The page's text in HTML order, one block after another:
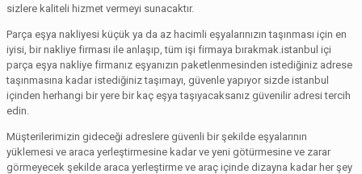
sizlere kaliteli hizmet vermeyi sunacaktır.
Parça eşya nakliyesi küçük ya da az hacimli eşyalarınızın taşınması için en
iyisi, bir nakliye firması ile anlaşıp, tüm işi firmaya bırakmak.istanbul içi
parça eşya nakliye firmanız eşyanızın paketlenmesinden istediğiniz adrese
taşınmasına kadar istediğiniz taşımayı, güvenle yapıyor sizde istanbul
içinden herhangi bir yere bir kaç eşya taşıyacaksanız güvenilir adresi tercih
edin.
Müşterilerimizin gideceği adreslere güvenli bir şekilde eşyalarının
yüklemesi ve araca yerleştirmesine kadar ve yeni götürmesine ve zarar
görmeyecek şekilde araca yerleştirme ve araç içinde dizayna kadar her şey